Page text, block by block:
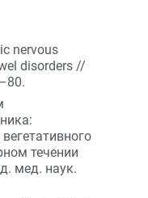
nervous
disorders //
течении
мед. наук.